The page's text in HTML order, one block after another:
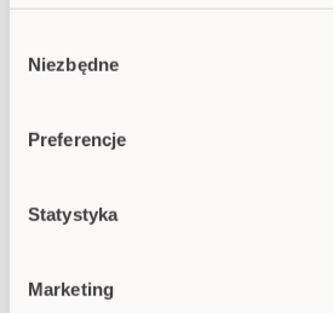
Imprint
zgody
Niezbędne
Preferencje
Statystyka
Marketing